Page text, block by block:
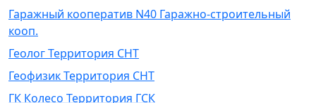
Гаражный кооператив N40 Гаражно-строительный
кооп.
Геолог Территория СНТ
Геофизик Территория СНТ
ГК Колесо Территория ГСК